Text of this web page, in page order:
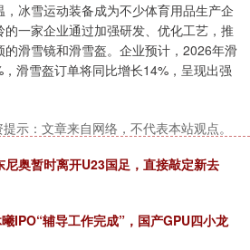
冰雪运动装备成为不少体育用品生产企
一家企业通过加强研发、优化工艺，推
滑雪镜和滑雪盔。企业预计，2026年滑
滑雪盔订单将同比增长14%，呈现出强
示：文章来自网络，不代表本站观点。
尼奥暂时离开U23国足，直接敲定新去
IPO“辅导工作完成”，国产GPU四小龙